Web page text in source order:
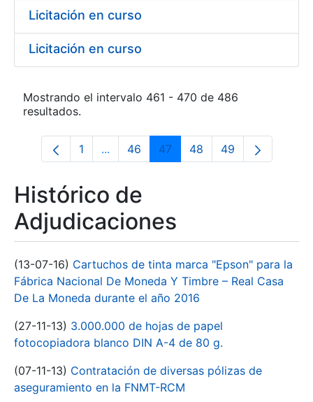
Licitación en curso
Licitación en curso
Mostrando el intervalo 461 - 470 de 486
resultados.
Página
1 ...Páginas intermedias Use TAB para
Página
46 Página
47 Página
48 Página
49
Histórico de
Adjudicaciones
(13-07-16) Cartuchos de tinta marca "Epson" para la
Fábrica Nacional De Moneda Y Timbre – Real Casa
De La Moneda durante el año 2016
(27-11-13) 3.000.000 de hojas de papel
fotocopiadora blanco DIN A-4 de 80 g.
(07-11-13) Contratación de diversas pólizas de
aseguramiento en la FNMT-RCM